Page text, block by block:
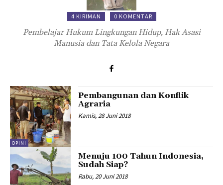
4 KIRIMAN 0 KOMENTAR
Pembelajar Hukum Lingkungan Hidup, Hak Asasi
Manusia dan Tata Kelola Negara
OPINI
Pembangunan dan Konflik
Agraria
Kamis, 28 Juni 2018
Menuju 100 Tahun Indonesia,
Sudah Siap?
Rabu, 20 Juni 2018